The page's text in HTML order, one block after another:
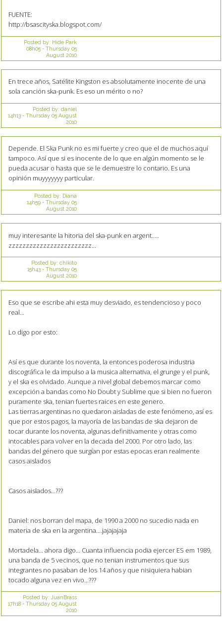
FUENTE:
http://bsascityska.blogspot.com/
Posted by: Hide Park
08h05- Thursday 05
August 2010
En trece años, Satélite Kingston es absolutamente inocente de una
sola canción ska-punk. Es eso un mérito o no?
Posted by: daniel
14h13- Thursday 05 August
2010
Depende. El Ska Punk no es mi fuerte y creo que el de muchos aquí
tampoco. Así que si es inocente de lo que en algún momento se le
pueda acusar o hasta que se le demuestre lo contario. Es una
opinión muyyyyyyy particular.
Posted by: Diana
14h59- Thursday 05
August 2010
muy interesante la hitoria del ska-punk en argent.....
zzzzzzzzzzzzzzzzzzzzzzzz...
Posted by: chikito
15h43- Thursday 05
August 2010
Eso que se escribe ahi esta muy desviado, es tendencioso y poco
real...
Lo digo por esto:
Así es que durante los noventa, la entonces poderosa industria
discográfica le da impulso a la musica alternativa, el grunge y el punk,
y el ska es olvidado. Aunque a nivel global debemos marcar como
excepción a bandas como No Doubt y Sublime que si bien no fueron
puramente ska, tenian fuertes raices en este genero.
Las tierras argentinas no quedaron aisladas de este fenómeno, así es
que por estos pagos, la mayoría de las bandas de ska dejaron de
tocar durante los noventa, algunas definitivamente y otras como
intocables para volver en la decada del 2000. Por otro lado, las
bandas del género que surgían por estas epocas eran realmente
casos aislados
Casos aislados...???
Daniel: nos borran del mapa, de 1990 a 2000 no sucedio nada en
materia de ska en la argentina....jajajajaja
Mortadela... ahora digo... Cuanta influencia podia ejercer ES em 1989,
una banda de 5 vecinos, que no tenian instrumentos que sus
integrantes no pasaban de los 14 años y que nisiquiera habian
tocado alguna vez en vivo...???
Posted by: JuanBrass
17h18- Thursday 05 August
2010